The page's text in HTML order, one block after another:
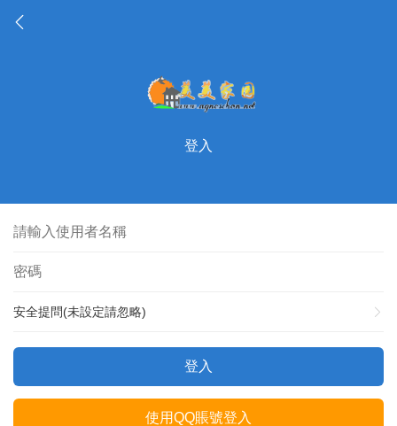
登入
安全提問(未設定請忽略)
登入
使用QQ賬號登入